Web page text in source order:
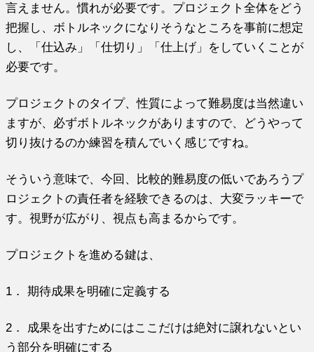
言えません。慣れが必要です。プロジェクト全体をどう
把握し、ボトルネックになりそうなところを事前に想定
し、「仕込み」「仕切り」「仕上げ」をしていくことが
必要です。
プロジェクトのタイプ、性質によって難易度は当然違い
ますが、必ずボトルネックがありますので、どうやって
切り抜けるのか練習を積んでいく感じですね。
そういう意味で、今回、比較的難易度の低いであろうプ
ロジェクトの責任者を経験できるのは、大変ラッキーで
す。視野が広がり、視点も高まるからです。
プロジェクトを進める鍵は、
1． 期待成果を明確に定義する
2． 成果を出すためにはここだけは絶対に譲れないとい
う部分を明確にする